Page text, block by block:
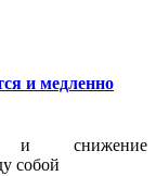
и медленно
и снижение
собой